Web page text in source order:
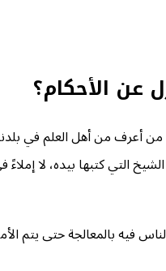
عن الأحكام؟
من أهل العلم في
التي كتبها بيده، لا
فيه بالمعالجة حتى يتم